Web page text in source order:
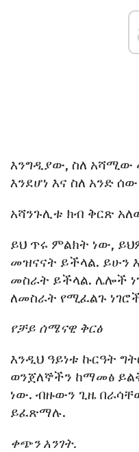
እንግዲያው, ስለ አሻሚው
እንደሆነ እና ስለ አንድ
አሻንጉሊቱ ክብ ቅርጽ
ይህ ጥሩ ምልክት ነው,
መዝናናት ይችላል. ይሁን
መስራት ይችላል. ሌሎች
ለመስራት የሚፈልጉ
የቻይ ሰሜናዊ ቅርፅ
እንዲህ ዓይነቱ ኩርዓት
ወንጀለኞችን ከማመፅ
ነው. ብዙውን ጊዜ
ይፈጽማሉ.
ቀጭን አንገት.